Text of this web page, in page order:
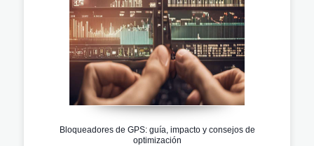
Bloqueadores de GPS: guía, impacto y consejos de
optimización